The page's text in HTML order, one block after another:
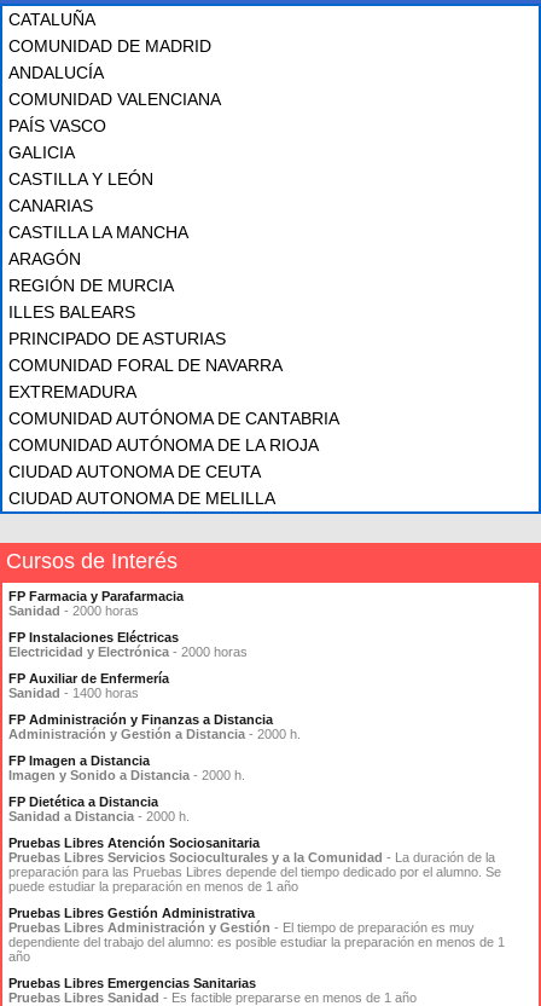
CATALUÑA
COMUNIDAD DE MADRID
ANDALUCÍA
COMUNIDAD VALENCIANA
PAÍS VASCO
GALICIA
CASTILLA Y LEÓN
CANARIAS
CASTILLA LA MANCHA
ARAGÓN
REGIÓN DE MURCIA
ILLES BALEARS
PRINCIPADO DE ASTURIAS
COMUNIDAD FORAL DE NAVARRA
EXTREMADURA
COMUNIDAD AUTÓNOMA DE CANTABRIA
COMUNIDAD AUTÓNOMA DE LA RIOJA
CIUDAD AUTONOMA DE CEUTA
CIUDAD AUTONOMA DE MELILLA
Cursos de Interés
FP Farmacia y Parafarmacia
Sanidad - 2000 horas
FP Instalaciones Eléctricas
Electricidad y Electrónica - 2000 horas
FP Auxiliar de Enfermería
Sanidad - 1400 horas
FP Administración y Finanzas a Distancia
Administración y Gestión a Distancia - 2000 h.
FP Imagen a Distancia
Imagen y Sonido a Distancia - 2000 h.
FP Dietética a Distancia
Sanidad a Distancia - 2000 h.
Pruebas Libres Atención Sociosanitaria
Pruebas Libres Servicios Socioculturales y a la Comunidad - La duración de la
preparación para las Pruebas Libres depende del tiempo dedicado por el alumno. Se
puede estudiar la preparación en menos de 1 año
Pruebas Libres Gestión Administrativa
Pruebas Libres Administración y Gestión - El tiempo de preparación es muy
dependiente del trabajo del alumno: es posible estudiar la preparación en menos de 1
año
Pruebas Libres Emergencias Sanitarias
Pruebas Libres Sanidad - Es factible prepararse en menos de 1 año